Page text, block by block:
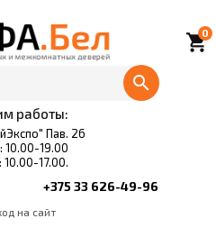
работы:
Пав. 26
10.00-19.00
10.00-17.00.
+375 33 626-49-96
local_grocery_store
0
на сайт